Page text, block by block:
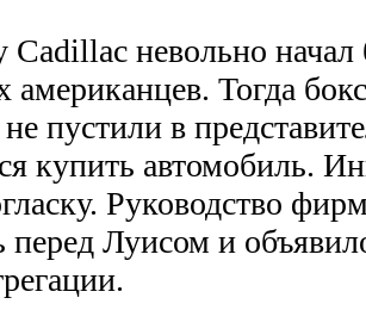
Сadillac невольно начал
американцев. Тогда
пустили в
купить автомобиль.
Руководство
перед Луисом и